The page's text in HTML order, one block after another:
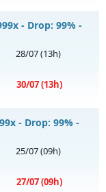
ngày
- Drop: 99% -
28/07(13h)
30/07(13h)
ngày
- Drop: 99% -
25/07(09h)
27/07(09h)